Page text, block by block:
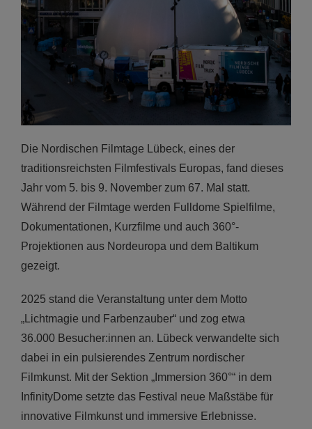
Die Nordischen Filmtage Lübeck, eines der
traditionsreichsten Filmfestivals Europas, fand dieses
Jahr vom 5. bis 9. November zum 67. Mal statt.
Während der Filmtage werden Fulldome Spielfilme,
Dokumentationen, Kurzfilme und auch 360°-
Projektionen aus Nordeuropa und dem Baltikum
gezeigt.
2025 stand die Veranstaltung unter dem Motto
„Lichtmagie und Farbenzauber“ und zog etwa
36.000 Besucher:innen an. Lübeck verwandelte sich
dabei in ein pulsierendes Zentrum nordischer
Filmkunst. Mit der Sektion „Immersion 360°“ in dem
InfinityDome setzte das Festival neue Maßstäbe für
innovative Filmkunst und immersive Erlebnisse.